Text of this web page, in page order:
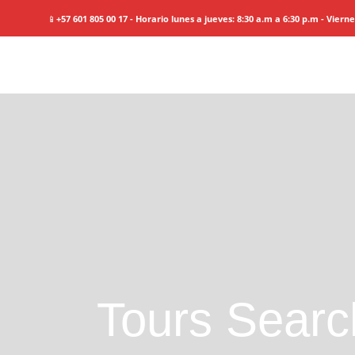
📱 +57 601 805 00 17 - Horario lunes a jueves: 8:30 a.m a 6:30 p.m -
Tours